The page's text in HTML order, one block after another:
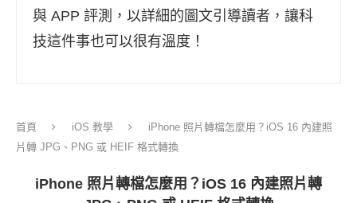
與 APP 評測，以詳細的圖文引導讀者，讓科
技這件事也可以很有溫度！
首頁 iOS 教學
iPhone 照片轉檔怎麼用？iOS 16 內建照
片轉 JPG、PNG 或 HEIF 格式轉換
iPhone 照片轉檔怎麼用？iOS 16 內建照片轉